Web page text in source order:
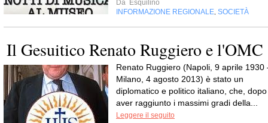
Da Esquilino
INFORMAZIONE REGIONALE SOCIETÀ
Il Gesuitico Renato Ruggiero e l'OMC
Renato Ruggiero (Napoli, 9 aprile 1930
Milano, 4 agosto 2013) è stato un
diplomatico e politico italiano, che, dopo
aver raggiunto i massimi gradi della...
Leggere il seguito